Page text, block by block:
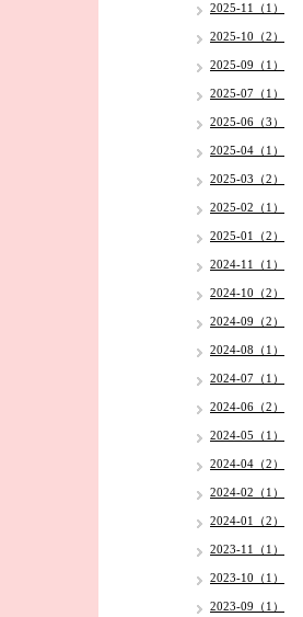
2025-11（1）
2025-10（2）
2025-09（1）
2025-07（1）
2025-06（3）
2025-04（1）
2025-03（2）
2025-02（1）
2025-01（2）
2024-11（1）
2024-10（2）
2024-09（2）
2024-08（1）
2024-07（1）
2024-06（2）
2024-05（1）
2024-04（2）
2024-02（1）
2024-01（2）
2023-11（1）
2023-10（1）
2023-09（1）